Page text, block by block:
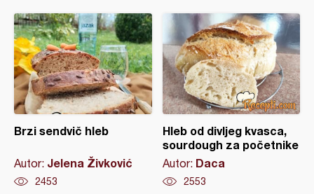
Brzi sendvič hleb
Autor: Jelena Živković
2453
Hleb od divljeg kvasca,
sourdough za početnike
Autor: Daca
2553